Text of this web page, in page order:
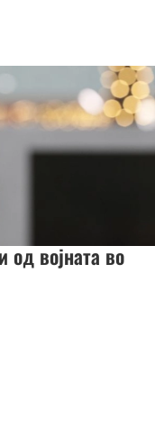
од војната во